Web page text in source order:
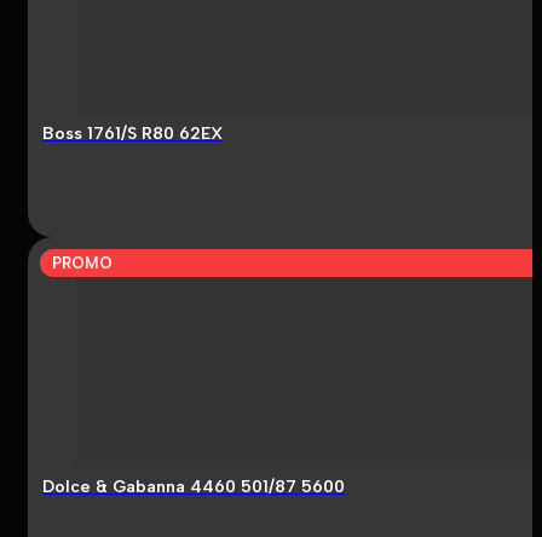
Boss 1761/S R80 62EX
PROMO
Dolce & Gabanna 4460 501/87 5600